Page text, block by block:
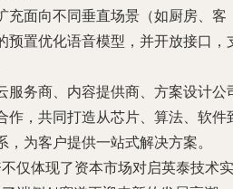
充面向不同垂直场景（如厨房、客
预置优化语音模型，并开放接口，
服务商、内容提供商、方案设计公
作，共同打造从芯片、算法、软件
为客户提供一站式解决方案。
仅体现了资本市场对启英泰技术实